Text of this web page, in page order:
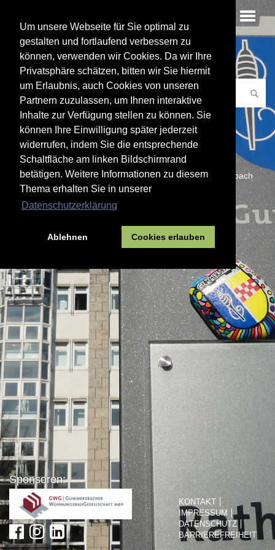
Um unsere Webseite für Sie optimal zu
gestalten und fortlaufend verbessern zu
können, verwenden wir Cookies. Da wir Ihre
Privatsphäre schätzen, bitten wir Sie hiermit
um Erlaubnis, auch Cookies von unseren
Partnern zuzulassen, um Ihnen interaktive
Inhalte zur Verfügung stellen zu können. Sie
können Ihre Einwilligung später jederzeit
widerrufen, indem Sie die entsprechende
Schaltfläche am linken Bildschirmrand
betätigen. Weitere Informationen zu diesem
Thema erhalten Sie in unserer
Datenschutzerklärung
Ablehnen Cookies erlauben
Wie können wir Ihnen helfen?
Ratsinformationssystem BürgerService
Veranstaltungskalender Karriere bei der Stadt Gummersbach
Sportvereine Weltkindertag
Serviceportal Kontakt Sportstätten, öffentlich
Sponsoren:
KONTAKT
IMPRESSUM
DATENSCHUTZ
BARRIEREFREIHEIT